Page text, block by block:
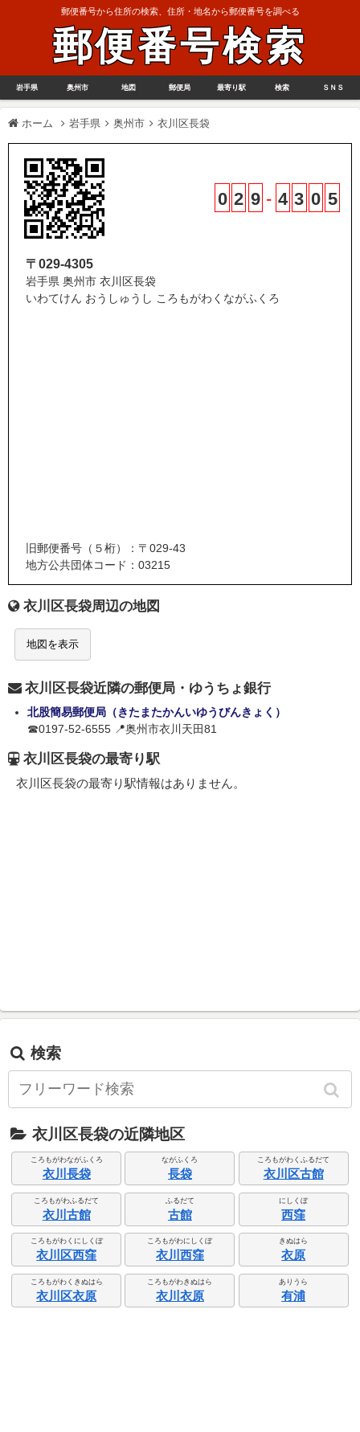
郵便番号から住所の検索、住所・地名から郵便番号を調べる
郵便番号検索
岩手県 奥州市 地図 郵便局 最寄り駅 検索 ＳＮＳ
ホーム 岩手県 奥州市 衣川区長袋
0 2 9 - 4 3 0 5
〒029-4305
岩手県 奥州市 衣川区長袋
いわてけん おうしゅうし ころもがわくながふくろ
旧郵便番号（５桁）：〒029-43
地方公共団体コード：03215
衣川区長袋周辺の地図
地図を表示
衣川区長袋近隣の郵便局・ゆうちょ銀行
北股簡易郵便局（きたまたかんいゆうびんきょく）
☎0197-52-6555 📍奥州市衣川天田81
衣川区長袋の最寄り駅
衣川区長袋の最寄り駅情報はありません。
検索
衣川区長袋の近隣地区
ころもがわながふくろ
衣川長袋
ながふくろ
長袋
ころもがわくふるだて
衣川区古館
ころもがわふるだて
衣川古館
ふるだて
古館
にしくぼ
西窪
ころもがわくにしくぼ
衣川区西窪
ころもがわにしくぼ
衣川西窪
きぬはら
衣原
ころもがわくきぬはら
衣川区衣原
ころもがわきぬはら
衣川衣原
ありうら
有浦